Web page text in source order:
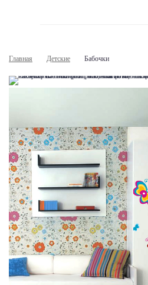
Главная Детские Бабочки